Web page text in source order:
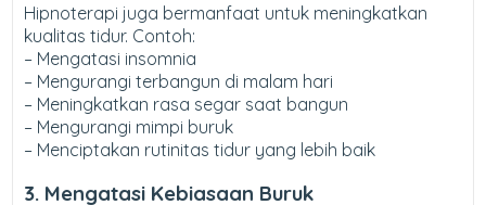
Hipnoterapi juga bermanfaat untuk meningkatkan
kualitas tidur. Contoh:
– Mengatasi insomnia
– Mengurangi terbangun di malam hari
– Meningkatkan rasa segar saat bangun
– Mengurangi mimpi buruk
– Menciptakan rutinitas tidur yang lebih baik
3. Mengatasi Kebiasaan Buruk